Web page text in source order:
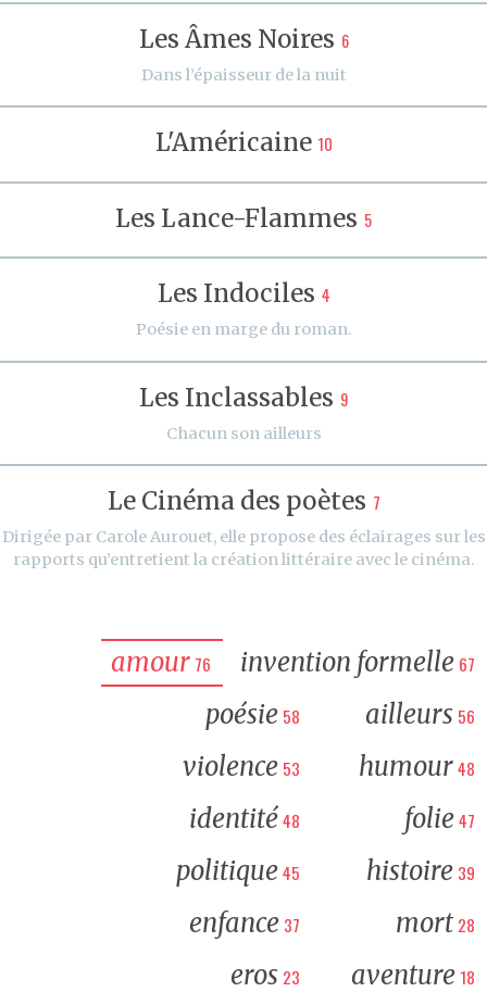
Les Âmes Noires 6
Dans l’épaisseur de la nuit
L'Américaine 10
Les Lance-Flammes 5
Les Indociles 4
Poésie en marge du roman.
Les Inclassables 9
Chacun son ailleurs
Le Cinéma des poètes 7
Dirigée par Carole Aurouet, elle propose des éclairages sur les
rapports qu’entretient la création littéraire avec le cinéma.
amour 76 invention formelle 67
poésie 58 ailleurs 56
violence 53 humour48
identité48 folie47
politique45 histoire 39
enfance 37 mort 28
eros 23 aventure 18